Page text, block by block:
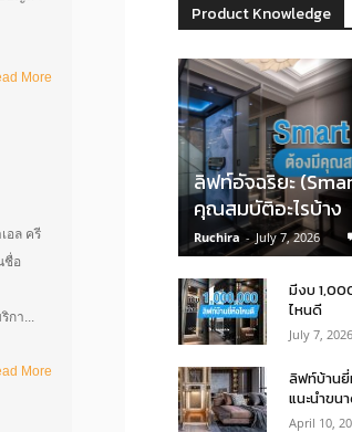
Product Knowledge
ลิฟท์อัจฉริยะ
คุณสมบัติอะไรบ้าง
Ruchira - July 7, 2026
มีงบ
ไหนดี
July 7, 2026
ลิฟท์บ้านยี่
แนะนำขน
April 10,